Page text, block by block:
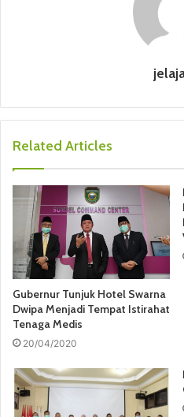
Related Articles
Gubernur Tunjuk Hotel Swarna
Dwipa Menjadi Tempat Istirahat
Tenaga Medis
20/04/2020